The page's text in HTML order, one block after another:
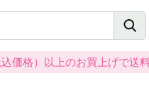
価格）以上のお買上げで送